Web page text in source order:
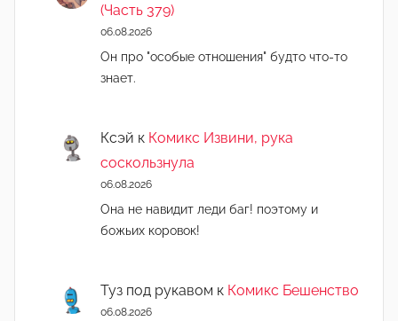
(Часть 379)
06.08.2026
Он про "особые отношения" будто что-то
знает.
Ксэй к Комикс Извини, рука
соскользнула
06.08.2026
Она не навидит леди баг! поэтому и
божьих коровок!
Туз под рукавом к Комикс Бешенство
06.08.2026